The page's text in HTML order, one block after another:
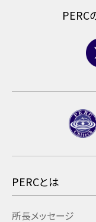
PERC
PERCとは
所長メッセージ